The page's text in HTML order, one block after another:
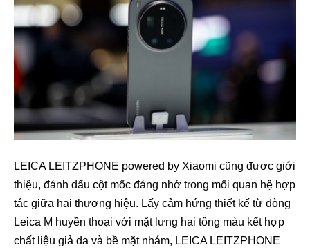
LEICA LEITZPHONE powered by Xiaomi cũng được giới
thiệu, đánh dấu cột mốc đáng nhớ trong mối quan hệ hợp
tác giữa hai thương hiệu. Lấy cảm hứng thiết kế từ dòng
Leica M huyền thoại với mặt lưng hai tông màu kết hợp
chất liệu giả da và bề mặt nhám, LEICA LEITZPHONE